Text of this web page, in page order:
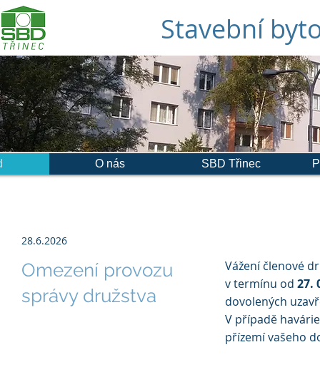
Stavební
28.6.2026
Omezení provozu
správy družstva
Vážení členové
v termínu od 27.
dovolených
V případě
přízemí vašeho
O nás SBD Třinec